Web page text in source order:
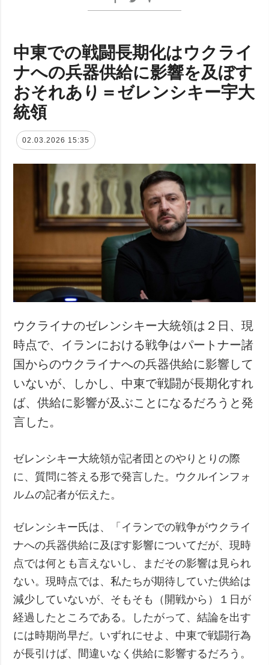
中東での戦闘長期化はウクライ
ナへの兵器供給に影響を及ぼす
おそれあり＝ゼレンシキー宇大
統領
02.03.2026 15:35
ウクライナのゼレンシキー大統領は２日、現
時点で、イランにおける戦争はパートナー諸
国からのウクライナへの兵器供給に影響して
いないが、しかし、中東で戦闘が長期化すれ
ば、供給に影響が及ぶことになるだろうと発
言した。
ゼレンシキー大統領が記者団とのやりとりの際
に、質問に答える形で発言した。ウクルインフォ
ルムの記者が伝えた。
ゼレンシキー氏は、「イランでの戦争がウクライ
ナへの兵器供給に及ぼす影響についてだが、現時
点では何とも言えないし、まだその影響は見られ
ない。現時点では、私たちが期待していた供給は
減少していないが、そもそも（開戦から）１日が
経過したところである。したがって、結論を出す
には時期尚早だ。いずれにせよ、中東で戦闘行為
が長引けば、間違いなく供給に影響するだろう。